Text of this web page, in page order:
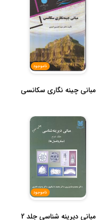
ناموجود
مبانی چینه نگاری سکانسی
ناموجود
مبانی دیرینه شناسی جلد 2